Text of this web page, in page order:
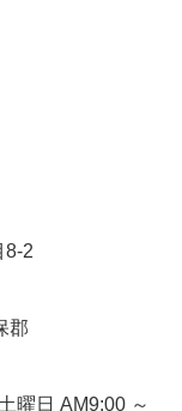
8-2
郡
曜日 AM9:00 ～